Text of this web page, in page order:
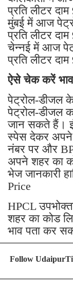
प्रति लीटर
मुंबई में आज
प्रति लीटर
चेन्नई में आज
प्रति लीटर
ऐसे चेक करें भाव
पेट्रोल-डीजल
पेट्रोल-डीजल
जान सकते हैं।
स्पेस देकर अपने
नंबर पर और
अपने शहर का
भेज जानकारी
Price
HPCL
शहर का कोड
भाव पता कर
Follow